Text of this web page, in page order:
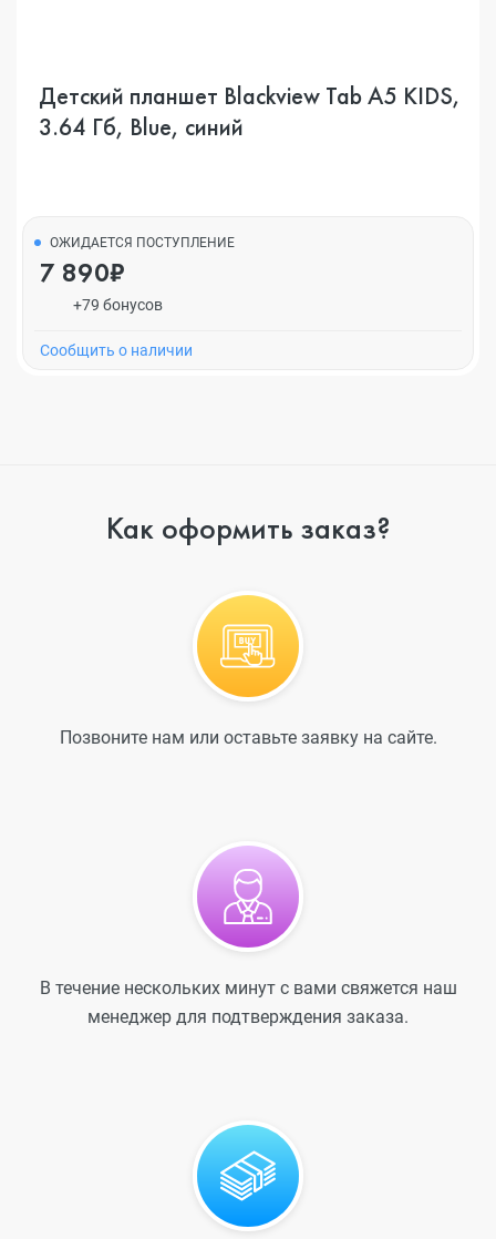
Детский планшет Blackview Tab A5 KIDS,
3.64 Гб, Blue, синий
ОЖИДАЕТСЯ ПОСТУПЛЕНИЕ
7 890₽
+79 бонусов
Cообщить о наличии
Как оформить заказ?
Позвоните нам или оставьте заявку на сайте.
В течение нескольких минут с вами свяжется наш
менеджер для подтверждения заказа.